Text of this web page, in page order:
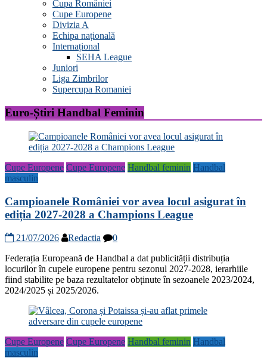
Cupa României
Cupe Europene
Divizia A
Echipa națională
Internațional
SEHA League
Juniori
Liga Zimbrilor
Supercupa Romaniei
Euro-Știri Handbal Feminin
Cupe Europene Cupe Europene Handbal feminin Handbal
masculin
Campioanele României vor avea locul asigurat în
ediția 2027-2028 a Champions League
21/07/2026 Redactia
0
Federația Europeană de Handbal a dat publicității distribuția
locurilor în cupele europene pentru sezonul 2027-2028, ierarhiile
fiind stabilite pe baza rezultatelor obținute în sezoanele 2023/2024,
2024/2025 și 2025/2026.
Cupe Europene Cupe Europene Handbal feminin Handbal
masculin